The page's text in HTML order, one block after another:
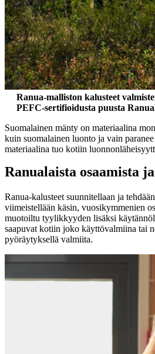
Ranua-malliston kalusteet
PEFC-sertifioidusta puusta
Suomalainen mänty on materiaalina
kuin suomalainen luonto ja vain paranee
materiaalina tuo kotiin
Ranualaista osaamista
Ranua-kalusteet suunnitellaan ja
viimeistellään käsin, vuosikymmenien
muotoiltu tyylikkyyden lisäksi
saapuvat kotiin joko käyttövalmiina tai
pyöräytyksellä valmiita.